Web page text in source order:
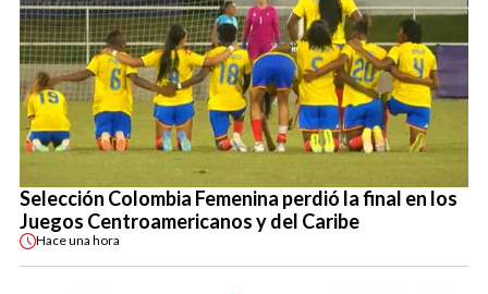
Selección Colombia Femenina perdió la final en los
Juegos Centroamericanos y del Caribe
Haceuna hora